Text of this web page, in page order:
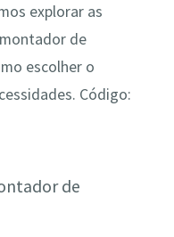
explorar as
de
escolher o
Código:
de